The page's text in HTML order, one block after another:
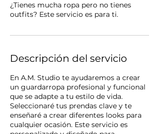
¿Tienes mucha ropa pero no tienes
outfits? Este servicio es para ti.
Descripción del servicio
En A.M. Studio te ayudaremos a crear
un guardarropa profesional y funcional
que se adapte a tu estilo de vida.
Seleccionaré tus prendas clave y te
enseñaré a crear diferentes looks para
cualquier ocasión. Este servicio es